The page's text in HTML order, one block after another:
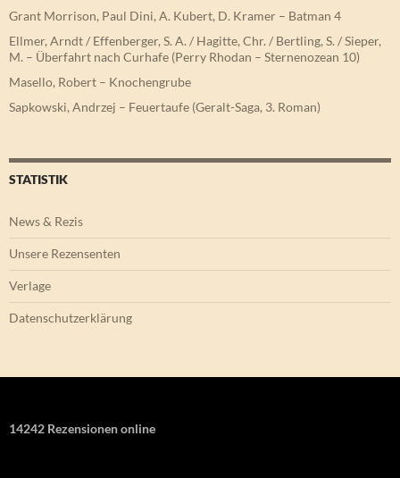
Grant Morrison, Paul Dini, A. Kubert, D. Kramer – Batman 4
Ellmer, Arndt / Effenberger, S. A. / Hagitte, Chr. / Bertling, S. / Sieper,
M. – Überfahrt nach Curhafe (Perry Rhodan – Sternenozean 10)
Masello, Robert – Knochengrube
Sapkowski, Andrzej – Feuertaufe (Geralt-Saga, 3. Roman)
STATISTIK
News & Rezis
Unsere Rezensenten
Verlage
Datenschutzerklärung
14242 Rezensionen online